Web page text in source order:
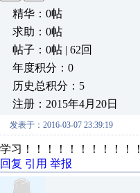
精华：0帖
求助：0帖
帖子：0帖 | 62回
年度积分：0
历史总积分：5
注册：2015年4月20日
发表于：2016-03-07 23:39:19
学习！！！！！！！！！！！
回复 引用 举报